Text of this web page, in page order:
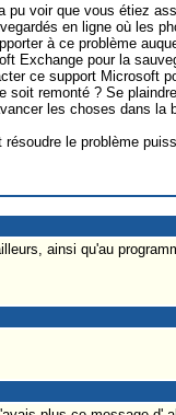
pu voir que vous étiez
en ligne où les
à ce problème
Exchange pour la
ce support Microsoft
soit remonté ? Se
les choses dans la
le problème
ainsi qu'au